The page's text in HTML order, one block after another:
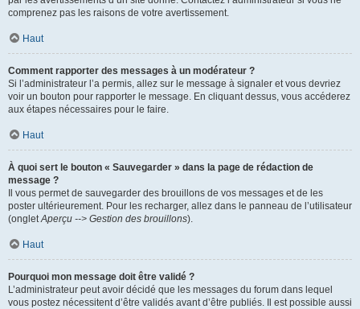
comprenez pas les raisons de votre avertissement.
Haut
Comment rapporter des messages à un modérateur ?
Si l’administrateur l’a permis, allez sur le message à signaler et vous devriez
voir un bouton pour rapporter le message. En cliquant dessus, vous accéderez
aux étapes nécessaires pour le faire.
Haut
À quoi sert le bouton « Sauvegarder » dans la page de rédaction de
message ?
Il vous permet de sauvegarder des brouillons de vos messages et de les
poster ultérieurement. Pour les recharger, allez dans le panneau de l’utilisateur
(ongletAperçu --> Gestion des brouillons).
Haut
Pourquoi mon message doit être validé ?
L’administrateur peut avoir décidé que les messages du forum dans lequel
vous postez nécessitent d’être validés avant d’être publiés. Il est possible aussi